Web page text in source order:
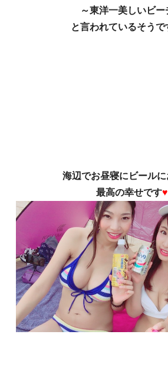
～東洋一美しいビー
と言われているそうで
海辺でお昼寝にビールに
最高の幸せです♥